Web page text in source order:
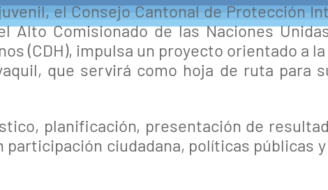
el Consejo Cantonal de Protección
Alto Comisionado de las Naciones
(CDH), impulsa un proyecto orientado a
que servirá como hoja de ruta para
planificación, presentación de
ciudadana, políticas públicas